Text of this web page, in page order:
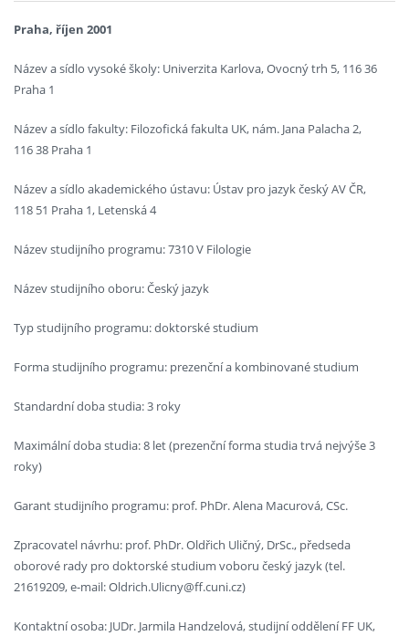
Praha, říjen 2001
Název a sídlo vysoké školy: Univerzita Karlova, Ovocný trh 5, 116 36
Praha 1
Název a sídlo fakulty: Filozofická fakulta UK, nám. Jana Palacha 2,
116 38 Praha 1
Název a sídlo akademického ústavu: Ústav pro jazyk český AV ČR,
118 51 Praha 1, Letenská 4
Název studijního programu: 7310 V Filologie
Název studijního oboru: Český jazyk
Typ studijního programu: doktorské studium
Forma studijního programu: prezenční a kombinované studium
Standardní doba studia: 3 roky
Maximální doba studia: 8 let (prezenční forma studia trvá nejvýše 3
roky)
Garant studijního programu: prof. PhDr. Alena Macurová, CSc.
Zpracovatel návrhu: prof. PhDr. Oldřich Uličný, DrSc., předseda
oborové rady pro doktorské studium voboru český jazyk (tel.
21619209, e-mail: Oldrich.Ulicny@ff.cuni.cz)
Kontaktní osoba: JUDr. Jarmila Handzelová, studijní oddělení FF UK,